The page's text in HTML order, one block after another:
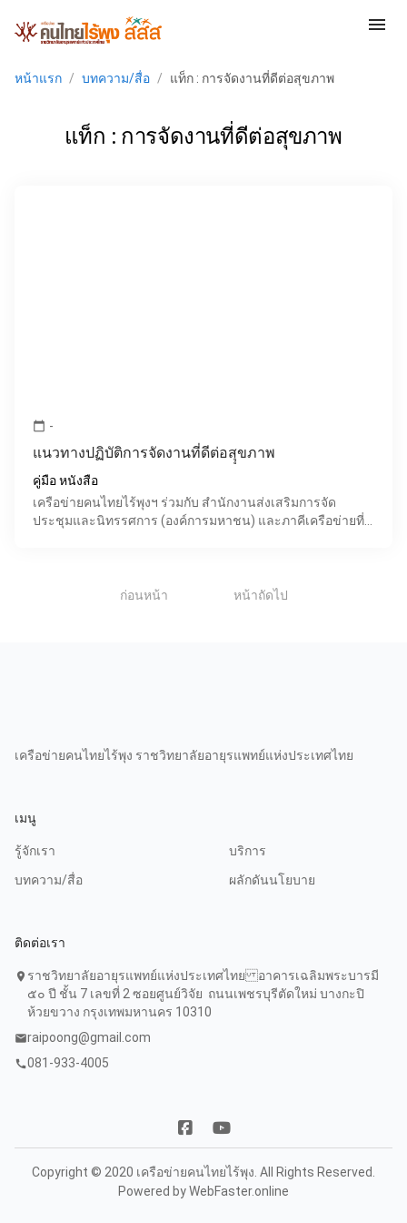
menu
หน้าแรก / บทความ/สื่อ / แท็ก : การจัดงานที่ดีต่อสุขภาพ
แท็ก : การจัดงานที่ดีต่อสุขภาพ
calendar_today -
แนวทางปฏิบัติการจัดงานที่ดีต่อสุุขภาพ
คู่มือ หนังสือ
เครือข่ายคนไทยไร้พุงฯ ร่วมกับ สำนักงานส่งเสริมการจัด
ประชุมและนิทรรศการ (องค์การมหาชน) และภาคีเครือข่ายที่
ก่อนหน้า หน้าถัดไป
เครือข่ายคนไทยไร้พุง ราชวิทยาลัยอายุรแพทย์แห่งประเทศไทย
เมนู
รู้จักเรา
บริการ
บทความ/สื่อ
ผลักดันนโยบาย
ติดต่อเรา
location_on ราชวิทยาลัยอายุรแพทย์แห่งประเทศไทย อาคารเฉลิมพระบารมี
๕๐ ปี ชั้น 7 เลขที่ 2 ซอยศูนย์วิจัย ถนนเพชรบุรีตัดใหม่ บางกะปิ
ห้วยขวาง กรุงเทพมหานคร 10310
mailraipoong@gmail.com
call081-933-4005
Copyright © 2020 เครือข่ายคนไทยไร้พุง. All Rights Reserved.
Powered byWebFaster.online